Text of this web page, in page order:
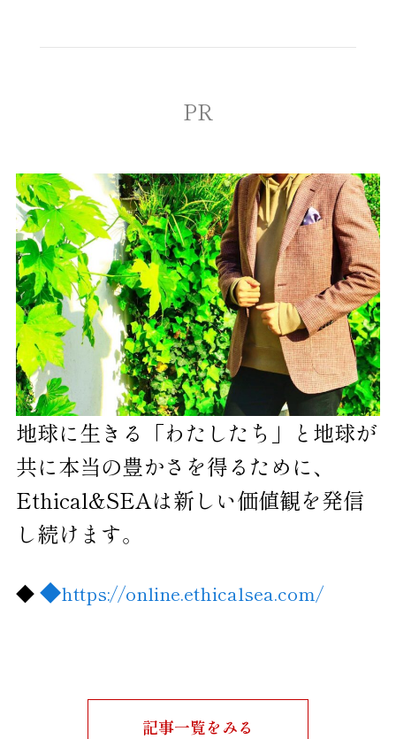
PR
地球に生きる「わたしたち」と地球が
共に本当の豊かさを得るために、
Ethical&SEAは新しい価値観を発信
し続けます。
◆◆https://online.ethicalsea.com/
記事一覧をみる